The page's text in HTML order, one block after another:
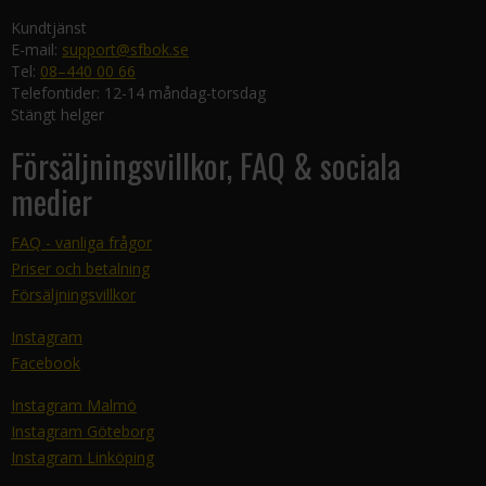
Kundtjänst
E-mail: support@sfbok.se
Tel: 08–440 00 66
Telefontider: 12-14 måndag-torsdag
Stängt helger
Försäljningsvillkor, FAQ & sociala
medier
FAQ - vanliga frågor
Priser och betalning
Försäljningsvillkor
Instagram
Facebook
Instagram Malmö
Instagram Göteborg
Instagram Linköping